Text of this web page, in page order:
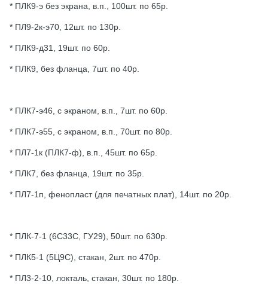
* ПЛК9-э без экрана, в.п., 100шт. по 65р.
* ПЛ9-2к-э70, 12шт. по 130р.
* ПЛК9-д31, 19шт. по 60р.
* ПЛК9, без фланца, 7шт. по 40р.
* ПЛК7-э46, с экраном, в.п., 7шт. по 60р.
* ПЛК7-э55, с экраном, в.п., 70шт. по 80р.
* ПЛ7-1к (ПЛК7-ф), в.п., 45шт. по 65р.
* ПЛК7, без фланца, 19шт. по 35р.
* ПЛ7-1п, фенопласт (для печатных плат), 14шт. по 20р.
* ПЛК-7-1 (6С33С, ГУ29), 50шт. по 630р.
* ПЛК5-1 (5Ц9С), стакан, 2шт. по 470р.
* ПЛ3-2-10, локталь, стакан, 30шт. по 180р.